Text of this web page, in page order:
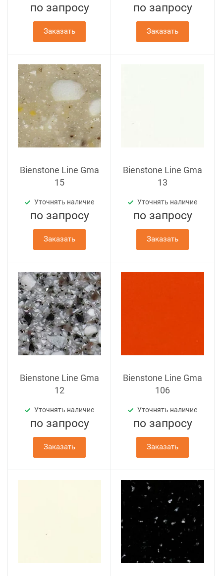
по запросу
Заказать
по запросу
Заказать
Bienstone Line Gma
15
Уточнять наличие
по запросу
Заказать
Bienstone Line Gma
13
Уточнять наличие
по запросу
Заказать
Bienstone Line Gma
12
Уточнять наличие
по запросу
Заказать
Bienstone Line Gma
106
Уточнять наличие
по запросу
Заказать